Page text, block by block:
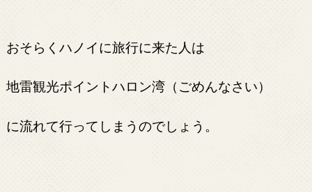
おそらくハノイに旅行に来た人は
地雷観光ポイントハロン湾（ごめんなさい）
に流れて行ってしまうのでしょう。